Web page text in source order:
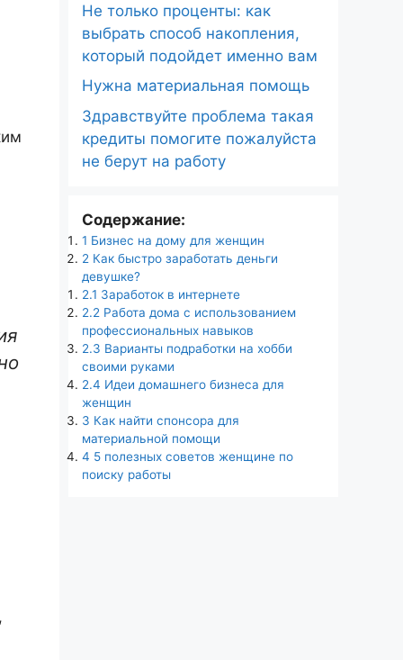
Не только проценты: как
выбрать способ накопления,
который подойдет именно вам
Нужна материальная помощь
Здравствуйте проблема такая
кредиты помогите пожалуйста
не берут на работу
Содержание:
1 Бизнес на дому для женщин
2 Как быстро заработать деньги
девушке?
2.1 Заработок в интернете
2.2 Работа дома с использованием
профессиональных навыков
2.3 Варианты подработки на хобби
своими руками
2.4 Идеи домашнего бизнеса для
женщин
3 Как найти спонсора для
материальной помощи
4 5 полезных советов женщине по
поиску работы